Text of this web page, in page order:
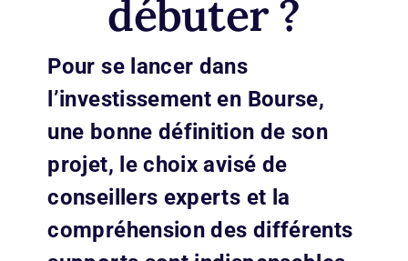
débuter ?
Pour se lancer dans
l’investissement en Bourse,
une bonne définition de son
projet, le choix avisé de
conseillers experts et la
compréhension des différents